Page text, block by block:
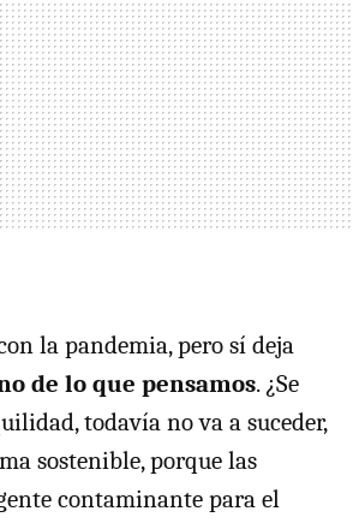
la pandemia, pero sí deja
de lo que pensamos. ¿Se
todavía no va a suceder,
sostenible, porque las
contaminante para el